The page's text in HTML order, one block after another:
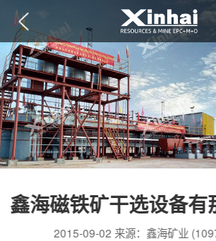
鑫海磁铁矿干选设备有
2015-09-02 来源：鑫海矿业